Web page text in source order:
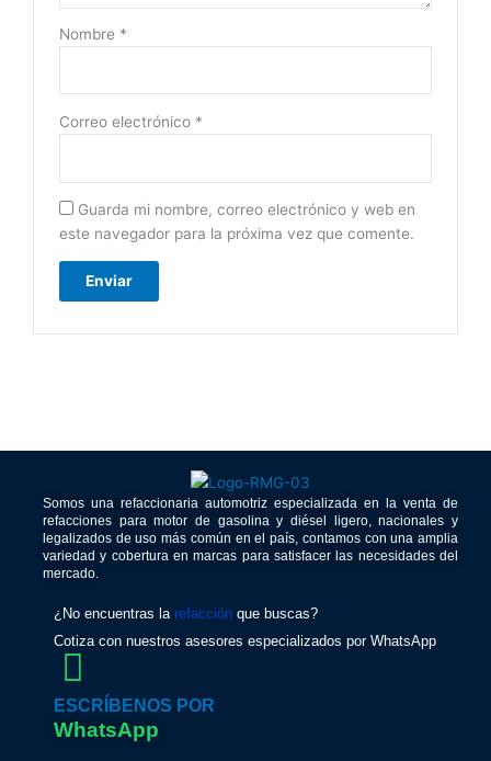
Nombre *
Correo electrónico *
Guarda mi nombre, correo electrónico y web en
este navegador para la próxima vez que comente.
Somos una refaccionaria automotriz especializada en la venta de
refacciones para motor de gasolina y diésel ligero, nacionales y
legalizados de uso más común en el país, contamos con una amplia
variedad y cobertura en marcas para satisfacer las necesidades del
mercado.
¿No encuentras la refacción que buscas?
Cotiza con nuestros asesores especializados por WhatsApp
ESCRÍBENOS POR
WhatsApp